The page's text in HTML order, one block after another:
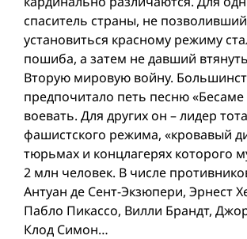
спаситель страны, не позволивший
установиться красному режиму
пошиба, а затем не давший
Вторую мировую вой­ну.
предпочитало петь песню
воевать. Для других он – лидер
фашистского режима, «кровавый
тюрьмах и концлагерях которого
2 млн человек. В числе
Антуан де Сент-Экзюпери, Эрнест
Пабло Пикассо, Вилли Брандт,
Клод Симон…